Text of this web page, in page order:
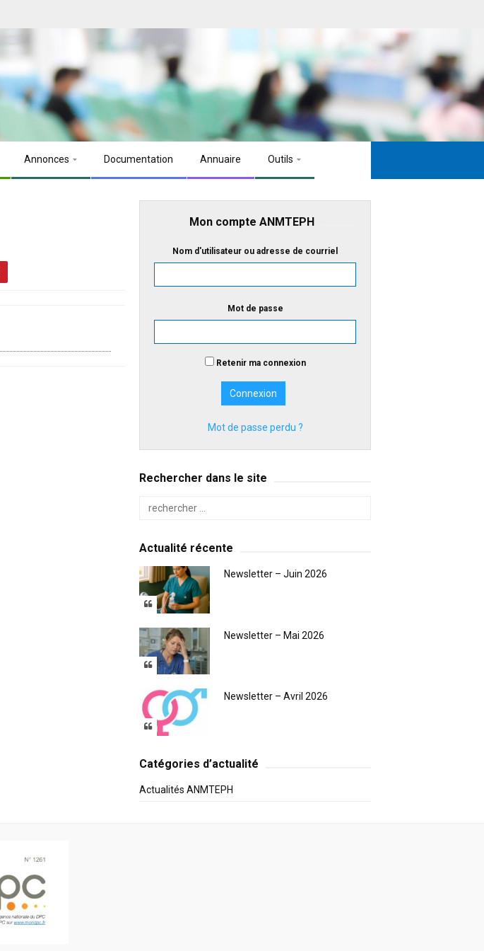
Annonces Documentation Annuaire Outils
Mon compte ANMTEPH
Nom d'utilisateur ou adresse de courriel
Mot de passe
Retenir ma connexion
Mot de passe perdu ?
Rechercher dans le site
Actualité récente
Newsletter – Juin 2026
Newsletter – Mai 2026
Newsletter – Avril 2026
Catégories d’actualité
Actualités ANMTEPH